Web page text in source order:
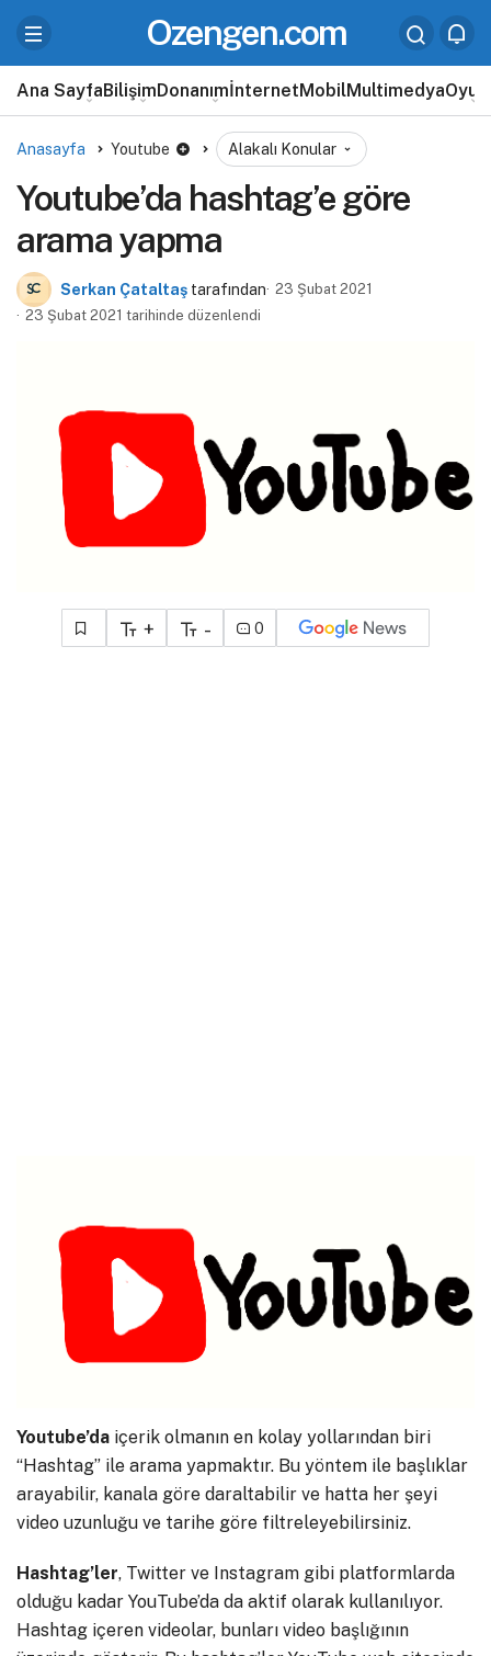
Ozengen.com
Ana SayfaBilişimDonanımİnternetMobilMultimedyaOyun
Anasayfa Youtube Alakalı Konular
Youtube’da hashtag’e göre
arama yapma
Serkan Çataltaş tarafından 23 Şubat 2021
23 Şubat 2021 tarihinde düzenlendi
+ - 0
Youtube’da içerik olmanın en kolay yollarından biri
“Hashtag” ile arama yapmaktır. Bu yöntem ile başlıklar
arayabilir, kanala göre daraltabilir ve hatta her şeyi
video uzunluğu ve tarihe göre filtreleyebilirsiniz.
Hashtag’ler, Twitter ve Instagram gibi platformlarda
olduğu kadar YouTube’da da aktif olarak kullanılıyor.
Hashtag içeren videolar, bunları video başlığının